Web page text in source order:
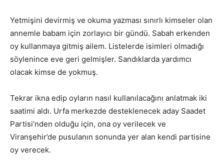
Yetmişini devirmiş ve okuma yazması sınırlı kimseler olan
annemle babam için zorlayıcı bir gündü. Sabah erkenden
oy kullanmaya gitmiş ailem. Listelerde isimleri olmadığı
söylenince eve geri gelmişler. Sandıklarda yardımcı
olacak kimse de yokmuş.
Tekrar ikna edip oyların nasıl kullanılacağını anlatmak iki
saatimi aldı. Urfa merkezde desteklenecek aday Saadet
Partisi’nden olduğu için, ona oy verilecek ve
Viranşehir’de pusulanın sonunda yer alan kendi partisine
oy verecek.